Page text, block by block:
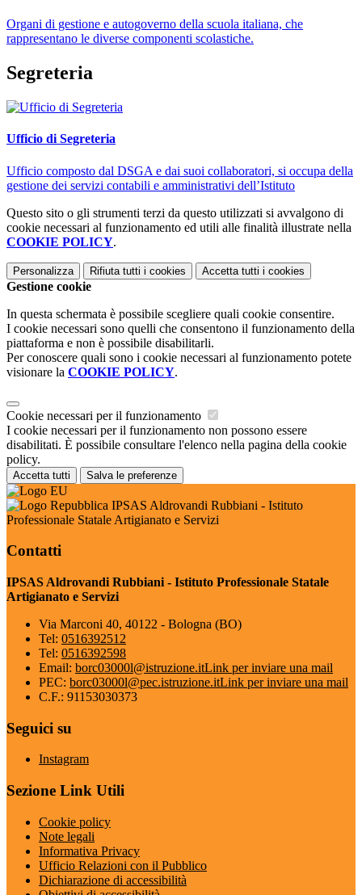
Organi di gestione e autogoverno della scuola italiana, che
rappresentano le diverse componenti scolastiche.
Segreteria
Ufficio di Segreteria
Ufficio composto dal DSGA e dai suoi collaboratori, si occupa della
gestione dei servizi contabili e amministrativi dell’Istituto
Questo sito o gli strumenti terzi da questo utilizzati si avvalgono di
cookie necessari al funzionamento ed utili alle finalità illustrate nella
COOKIE POLICY.
Personalizza Rifiuta tutti i cookies Accetta tutti i cookies
Gestione cookie
In questa schermata è possibile scegliere quali cookie consentire.
I cookie necessari sono quelli che consentono il funzionamento della
piattaforma e non è possibile disabilitarli.
Per conoscere quali sono i cookie necessari al funzionamento potete
visionare la COOKIE POLICY.
Cookie necessari per il funzionamento
I cookie necessari per il funzionamento non possono essere
disabilitati. È possibile consultare l'elenco nella pagina della cookie
policy.
Accetta tutti Salva le preferenze
IPSAS Aldrovandi Rubbiani - Istituto
Professionale Statale Artigianato e Servizi
Contatti
IPSAS Aldrovandi Rubbiani - Istituto Professionale Statale
Artigianato e Servizi
Via Marconi 40, 40122 - Bologna (BO)
Tel: 0516392512
Tel: 0516392598
Email: borc03000l@istruzione.itLink per inviare una mail
PEC: borc03000l@pec.istruzione.itLink per inviare una mail
C.F.: 91153030373
Seguici su
Instagram
Sezione Link Utili
Cookie policy
Note legali
Informativa Privacy
Ufficio Relazioni con il Pubblico
Dichiarazione di accessibilità